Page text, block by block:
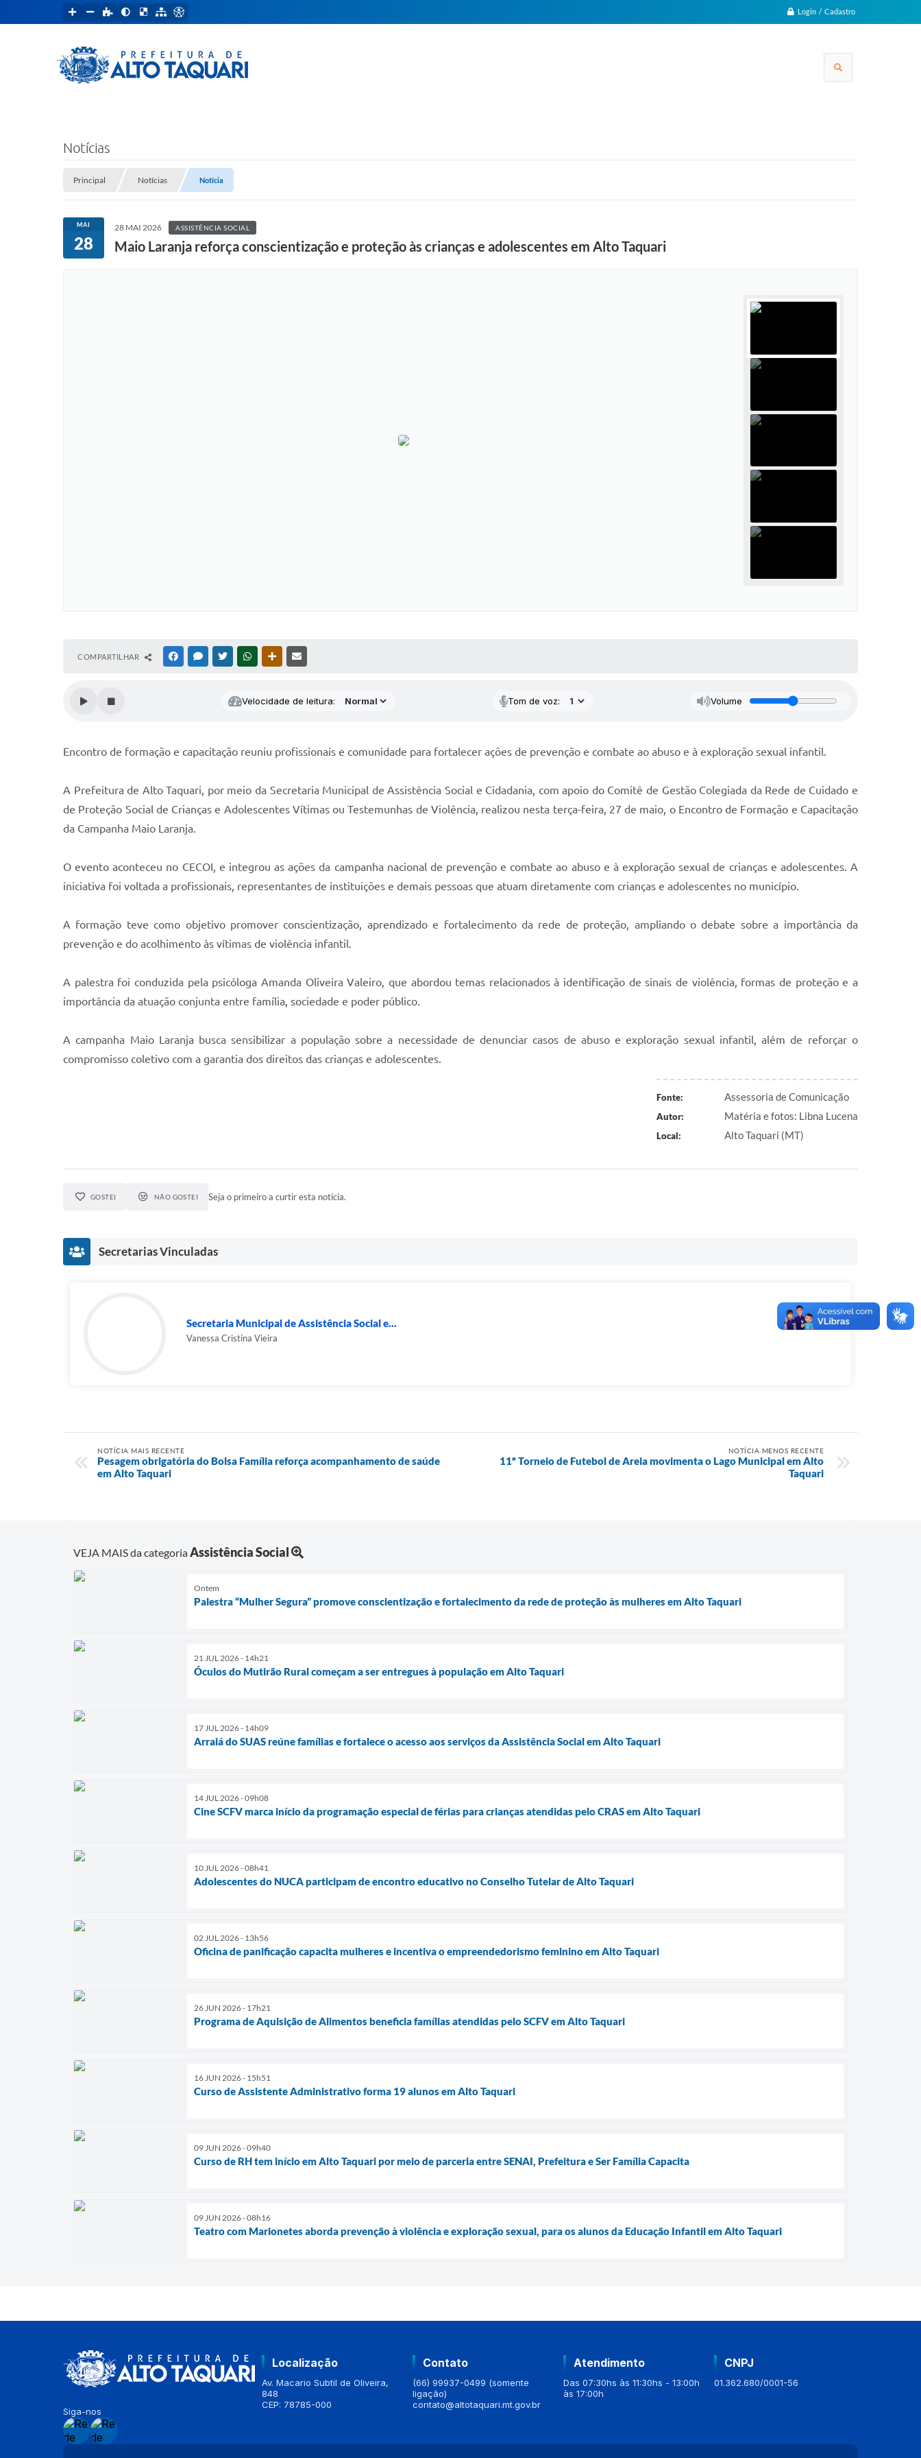
Login / Cadastro
Notícias
Principal Notícias Notícia
MAI
28
28 MAI 2026 ASSISTÊNCIA SOCIAL
Maio Laranja reforça conscientização e proteção às crianças e adolescentes em Alto Taquari
COMPARTILHAR FACEBOOKMESSENGER
TWITTERWHATSAPPOUTRAS MÍDIAS
Velocidade de leitura: Tom de voz: Volume
Encontro de formação e capacitação reuniu profissionais e comunidade para fortalecer ações de prevenção e combate ao abuso e à exploração sexual infantil.
A Prefeitura de Alto Taquari, por meio da Secretaria Municipal de Assistência Social e Cidadania, com apoio do Comitê de Gestão Colegiada da Rede de Cuidado e
de Proteção Social de Crianças e Adolescentes Vítimas ou Testemunhas de Violência, realizou nesta terça-feira, 27 de maio, o Encontro de Formação e Capacitação
da Campanha Maio Laranja.
O evento aconteceu no CECOI, e integrou as ações da campanha nacional de prevenção e combate ao abuso e à exploração sexual de crianças e adolescentes. A
iniciativa foi voltada a profissionais, representantes de instituições e demais pessoas que atuam diretamente com crianças e adolescentes no município.
A formação teve como objetivo promover conscientização, aprendizado e fortalecimento da rede de proteção, ampliando o debate sobre a importância da
prevenção e do acolhimento às vítimas de violência infantil.
A palestra foi conduzida pela psicóloga Amanda Oliveira Valeiro, que abordou temas relacionados à identificação de sinais de violência, formas de proteção e a
importância da atuação conjunta entre família, sociedade e poder público.
A campanha Maio Laranja busca sensibilizar a população sobre a necessidade de denunciar casos de abuso e exploração sexual infantil, além de reforçar o
compromisso coletivo com a garantia dos direitos das crianças e adolescentes.
Fonte: Assessoria de Comunicação
Autor: Matéria e fotos: Libna Lucena
Local: Alto Taquari (MT)
GOSTEI NÃO GOSTEI Seja o primeiro a curtir esta notícia.
Secretarias Vinculadas
Secretaria Municipal de Assistência Social e...
Vanessa Cristina Vieira
NOTÍCIA MAIS RECENTE
Pesagem obrigatória do Bolsa Família reforça acompanhamento de saúde
em Alto Taquari
NOTÍCIA MENOS RECENTE
11º Torneio de Futebol de Areia movimenta o Lago Municipal em Alto
Taquari
VEJA MAIS da categoriaAssistência Social
Ontem
Palestra “Mulher Segura” promove conscientização e fortalecimento da rede de proteção às mulheres em Alto Taquari
21 JUL 2026 - 14h21
Óculos do Mutirão Rural começam a ser entregues à população em Alto Taquari
17 JUL 2026 - 14h09
Arraiá do SUAS reúne famílias e fortalece o acesso aos serviços da Assistência Social em Alto Taquari
14 JUL 2026 - 09h08
Cine SCFV marca início da programação especial de férias para crianças atendidas pelo CRAS em Alto Taquari
10 JUL 2026 - 08h41
Adolescentes do NUCA participam de encontro educativo no Conselho Tutelar de Alto Taquari
02 JUL 2026 - 13h56
Oficina de panificação capacita mulheres e incentiva o empreendedorismo feminino em Alto Taquari
26 JUN 2026 - 17h21
Programa de Aquisição de Alimentos beneficia famílias atendidas pelo SCFV em Alto Taquari
16 JUN 2026 - 15h51
Curso de Assistente Administrativo forma 19 alunos em Alto Taquari
09 JUN 2026 - 09h40
Curso de RH tem início em Alto Taquari por meio de parceria entre SENAI, Prefeitura e Ser Família Capacita
09 JUN 2026 - 08h16
Teatro com Marionetes aborda prevenção à violência e exploração sexual, para os alunos da Educação Infantil em Alto Taquari
Siga-nos
Localização
Av. Macario Subtil de Oliveira,
848
CEP: 78785-000
Contato
(66) 99937-0499 (somente
ligação)
contato@altotaquari.mt.gov.br
Atendimento
Das 07:30hs às 11:30hs - 13:00h
às 17:00h
CNPJ
01.362.680/0001-56